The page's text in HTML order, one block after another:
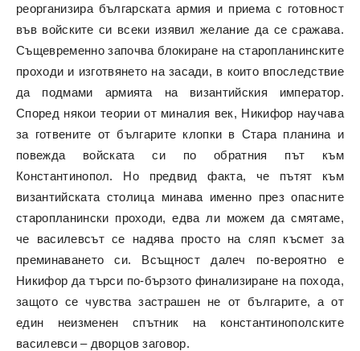
реорганизира българската армия и приема с готовност
във войските си всеки изявил желание да се сражава.
Същевременно започва блокиране на старопланинските
проходи и изготвянето на засади, в които впоследствие
да подмами армията на византийския император.
Според някои теории от миналия век, Никифор научава
за готвените от българите клопки в Стара планина и
повежда войската си по обратния път към
Константинопол. Но предвид факта, че пътят към
византийската столица минава именно през опасните
старопланински проходи, едва ли можем да смятаме,
че василевсът се надява просто на сляп късмет за
преминаването си. Всъщност далеч по-вероятно е
Никифор да търси по-бързото финализиране на похода,
защото се чувства застрашен не от българите, а от
един неизменен спътник на константинополските
василевси – дворцов заговор.